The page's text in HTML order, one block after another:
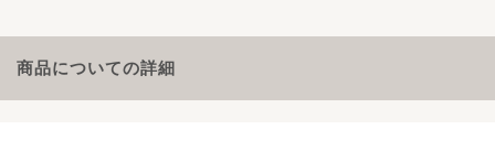
商品についての詳細